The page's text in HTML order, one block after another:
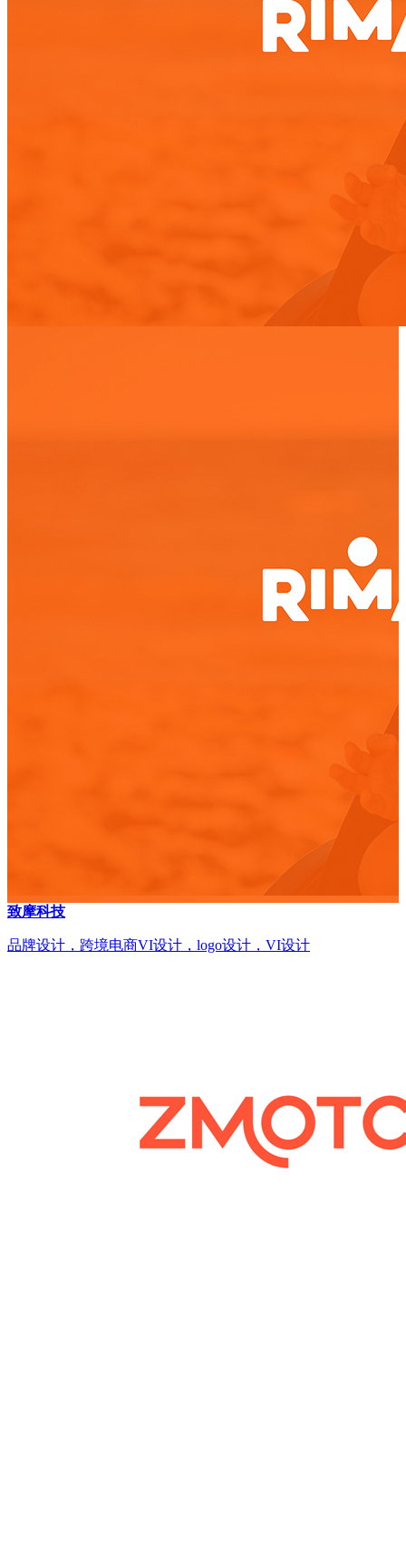
致摩科技
品牌设计，跨境电商VI设计，logo设计，VI设计